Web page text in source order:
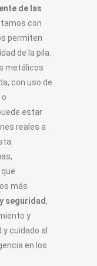
de las
con
permiten
de la pila.
metálicos
con uso de
estar
reales a
más
seguridad,
y
cuidado al
en los